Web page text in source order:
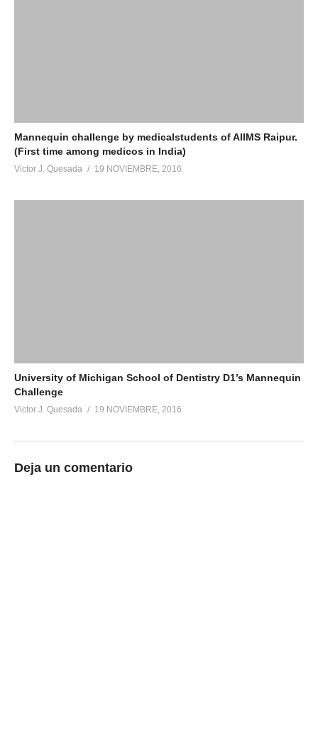
Mannequin challenge by medicalstudents of AIIMS Raipur.
(First time among medicos in India)
Victor J. Quesada 19 NOVIEMBRE, 2016
University of Michigan School of Dentistry D1’s Mannequin
Challenge
Victor J. Quesada 19 NOVIEMBRE, 2016
Deja un comentario